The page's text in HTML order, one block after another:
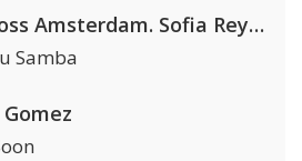
Kris Kross Amsterdam. Sofia Reyes & Tinie Tempah
Samba